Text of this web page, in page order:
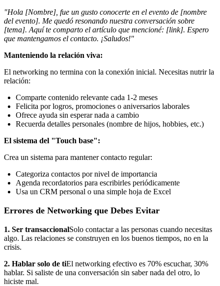
"Hola [Nombre], fue un gusto conocerte en el evento de [nombre
del evento]. Me quedó resonando nuestra conversación sobre
[tema]. Aquí te comparto el artículo que mencioné: [link]. Espero
que mantengamos el contacto. ¡Saludos!"
Manteniendo la relación viva:
El networking no termina con la conexión inicial. Necesitas nutrir la
relación:
Comparte contenido relevante cada 1-2 meses
Felicita por logros, promociones o aniversarios laborales
Ofrece ayuda sin esperar nada a cambio
Recuerda detalles personales (nombre de hijos, hobbies, etc.)
El sistema del "Touch base":
Crea un sistema para mantener contacto regular:
Categoriza contactos por nivel de importancia
Agenda recordatorios para escribirles periódicamente
Usa un CRM personal o una simple hoja de Excel
Errores de Networking que Debes Evitar
1. Ser transaccionalSolo contactar a las personas cuando necesitas
algo. Las relaciones se construyen en los buenos tiempos, no en la
crisis.
2. Hablar solo de tiEl networking efectivo es 70% escuchar, 30%
hablar. Si saliste de una conversación sin saber nada del otro, lo
hiciste mal.